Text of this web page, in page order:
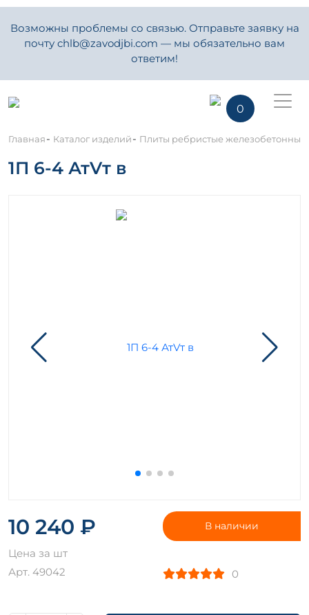
Возможны проблемы со связью. Отправьте заявку на
почту chlb@zavodjbi.com — мы обязательно вам
ответим!
0
Главная- Каталог изделий- Плиты ребристые железобетонные
1П 6-4 АтVт в
10 240 ₽
Цена за шт
Арт. 49042
В наличии
0